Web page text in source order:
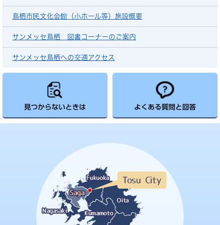
鳥栖市民文化会館（小ホール等）施設概要
サンメッセ鳥栖 図書コーナーのご案内
サンメッセ鳥栖への交通アクセス
見つからないときは よくある質問と回答